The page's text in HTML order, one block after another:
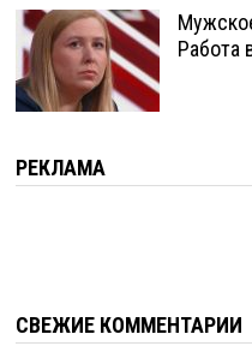
Работа
РЕКЛАМА
СВЕЖИЕ КОММЕНТАРИИ